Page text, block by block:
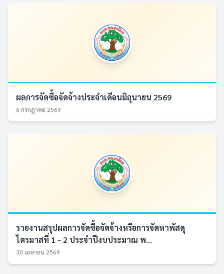
ผลการจัดซื้อจัดจ้างประจำเดือนมิถุนายน 2569
6 กรกฎาคม 2569
รายงานสรุปผลการจัดซื้อจัดจ้างหรือการจัดหาพัสดุ
ไตรมาสที่ 1 - 2 ประจำปีงบประมาณ พ...
30 เมษายน 2569